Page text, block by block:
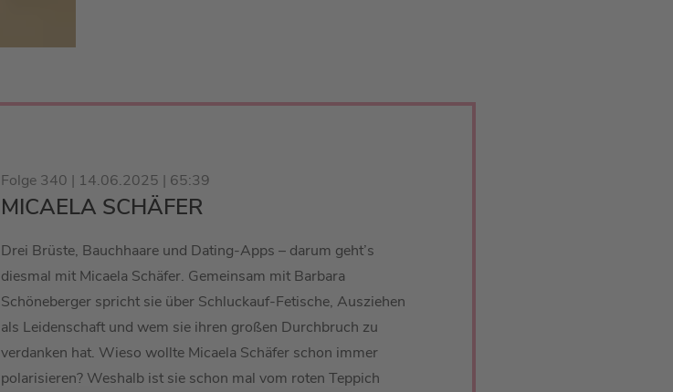
Folge 340 | 14.06.2025 | 65:39
MICAELA SCHÄFER
Drei Brüste, Bauchhaare und Dating-Apps – darum geht’s
diesmal mit Micaela Schäfer. Gemeinsam mit Barbara
Schöneberger spricht sie über Schluckauf-Fetische, Ausziehen
als Leidenschaft und wem sie ihren großen Durchbruch zu
verdanken hat. Wieso wollte Micaela Schäfer schon immer
polarisieren? Weshalb ist sie schon mal vom roten Teppich